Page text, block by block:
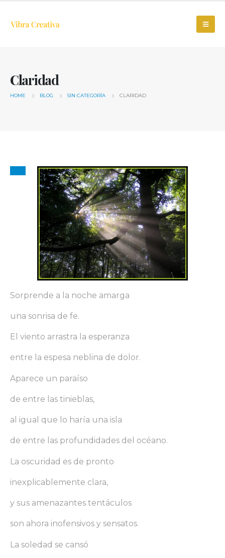
Claridad
HOME BLOG SIN CATEGORÍA CLARIDAD
Sorprende a la noche amarga
una sonrisa de fe.
El viento arrastra la esperanza
entre la espesa neblina de dolor.
Aparece un paraíso
de entre las tinieblas,
al igual que lo haría una isla
de entre las profundidades del océano.
La oscuridad es de pronto
inexplicablemente clara,
y sus amenazantes tentáculos
son ahora inofensivos y sensatos.
La soledad se cansó